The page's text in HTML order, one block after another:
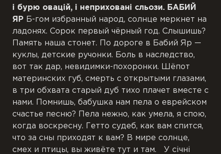
і бурю овацій, і неприховані сльози. БАБИЙ
ЯР Б-гом избранный народ, солнце меркнет на
ладонях. Сорок первый чёрный год. Слышишь?
Память наша стонет. По дороге в Бабий Яр —
куклы, детские ручонки. Боль в наследство,
вот так дар, невидимки-похоронки. Шёпот
материнских губ, смерть с открытыми глазами,
в три обхвата старый дуб тихо плачет вместе с
нами. Помнишь, бабушка нам пела о еврейском
счастье песню? Пела нежно, как умела, я спою,
когда воскресну. Гетто судеб, как вам спится,
что за сны приходят к вам? В мире солнце,
смех и птицы, вы живёте тут и там. У січні